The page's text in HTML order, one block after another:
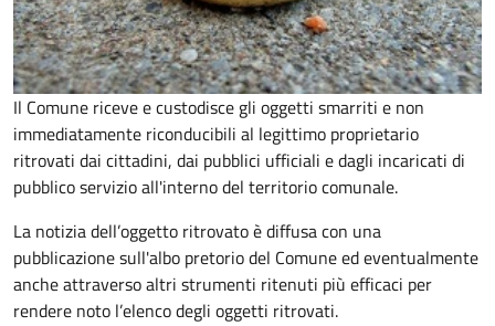
Il Comune riceve e custodisce gli oggetti smarriti e non
immediatamente riconducibili al legittimo proprietario
ritrovati dai cittadini, dai pubblici ufficiali e dagli incaricati di
pubblico servizio all'interno del territorio comunale.
La notizia dell’oggetto ritrovato è diffusa con una
pubblicazione sull'albo pretorio del Comune ed eventualmente
anche attraverso altri strumenti ritenuti più efficaci per
rendere noto l’elenco degli oggetti ritrovati.